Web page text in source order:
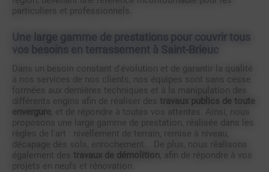
particuliers et professionnels.
Une large gamme de prestations pour couvrir tous
vos besoins en terrassement à Saint-Brieuc
Dans un besoin constant d'évolution et de garantir la qualité
à nos services de nos clients, nos équipes sont sans cesse
formées aux dernières techniques et à la manipulation des
différents engins afin de réaliser des travaux publics de toute
envergure, et de répondre à toutes vos attentes. Ainsi, nous
proposons une large gamme de prestation, réalisée dans les
règles de l'art : nivellement de terrain, remise à niveau,
décapage des sols, enrochement... De plus, nous réalisons
également des travaux de démolition , afin de répondre à vos
projets en neufs et rénovation.